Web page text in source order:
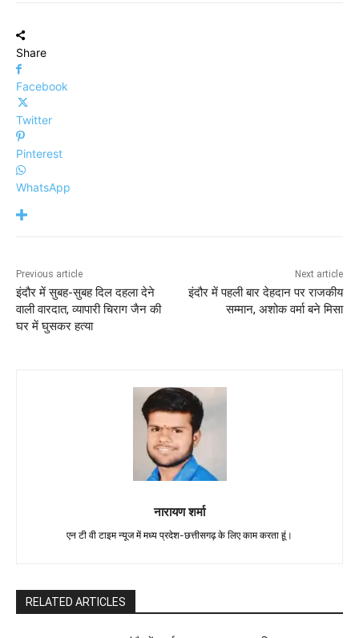
Share
Facebook
Twitter
Pinterest
WhatsApp
Previous article
इंदौर में सुबह-सुबह दिल दहला देने
वाली वारदात, व्यापारी चिराग जैन की
घर में घुसकर हत्या
Next article
इंदौर में पहली बार देहदान पर राजकीय
सम्मान, अशोक वर्मा बने मिसा
नारायण शर्मा
एन टी वी टाइम न्यूज में मध्य प्रदेश-छत्तीसगढ़ के लिए काम करता हूं।
RELATED ARTICLES